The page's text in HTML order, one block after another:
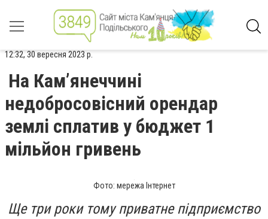
12:32, 30 вересня 2023 р.
На Кам’янеччині
недобросовісний орендар
землі сплатив у бюджет 1
мільйон гривень
Фото: мережа Інтернет
Ще три роки тому приватне підприємство